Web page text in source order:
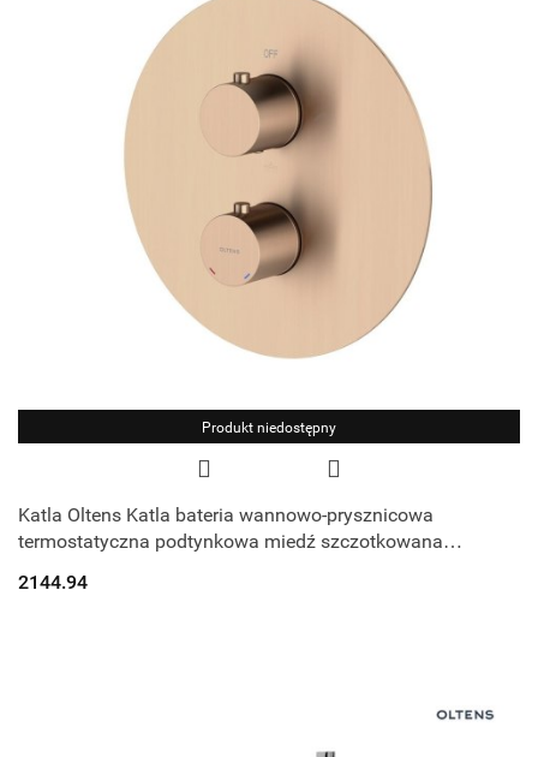
Produkt niedostępny
Katla Oltens Katla bateria wannowo-prysznicowa
termostatyczna podtynkowa miedź szczotkowana
2144.94